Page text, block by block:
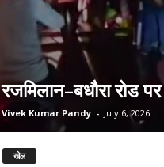
रजमिलान–बधौरा रोड
Vivek Kumar Pandy - July 6, 2026
खेल